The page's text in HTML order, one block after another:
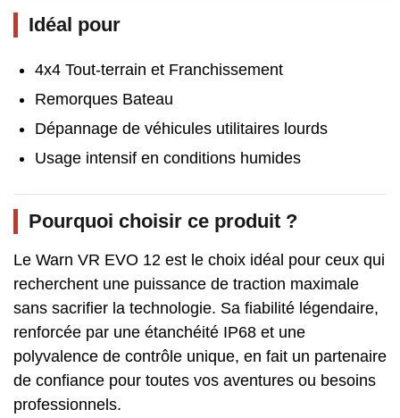
Idéal pour
4x4 Tout-terrain et Franchissement
Remorques Bateau
Dépannage de véhicules utilitaires lourds
Usage intensif en conditions humides
Pourquoi choisir ce produit ?
Le Warn VR EVO 12 est le choix idéal pour ceux qui
recherchent une puissance de traction maximale
sans sacrifier la technologie. Sa fiabilité légendaire,
renforcée par une étanchéité IP68 et une
polyvalence de contrôle unique, en fait un partenaire
de confiance pour toutes vos aventures ou besoins
professionnels.